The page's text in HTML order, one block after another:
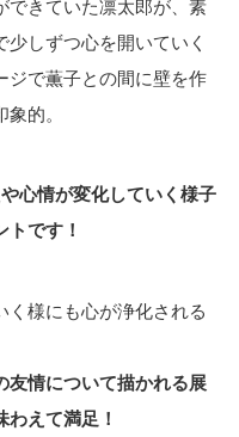
できていた凛太郎が、素
しずつ心を開いていく
ジで薫子との間に壁を作
的。
心情が変化していく様子
です！
く様にも心が浄化される
友情について描かれる展
えて満足！